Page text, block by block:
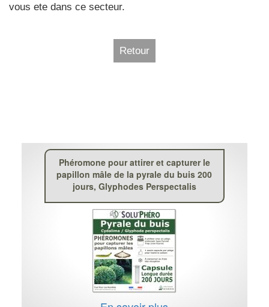
vous ete dans ce secteur.
Retour
Phéromone pour attirer et capturer le
papillon mâle de la pyrale du buis 200
jours, Glyphodes Perspectalis